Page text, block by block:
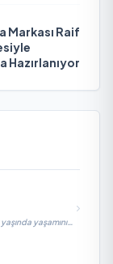
Markası Raif
Hazırlanıyor
yaşamını